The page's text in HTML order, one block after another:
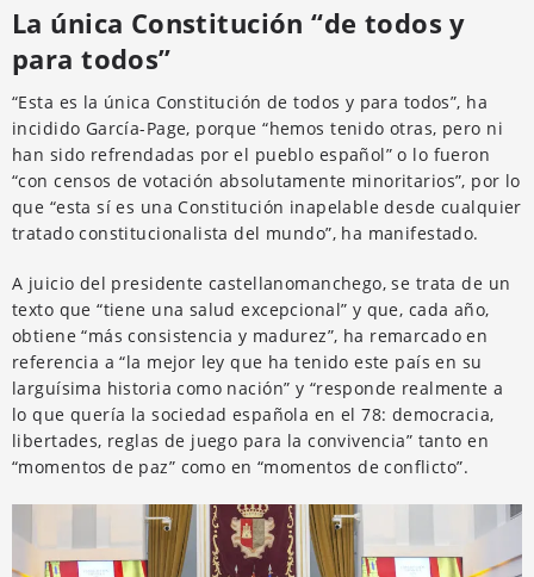
La única Constitución “de todos y
para todos”
“Esta es la única Constitución de todos y para todos”, ha
incidido García-Page, porque “hemos tenido otras, pero ni
han sido refrendadas por el pueblo español” o lo fueron
“con censos de votación absolutamente minoritarios”, por lo
que “esta sí es una Constitución inapelable desde cualquier
tratado constitucionalista del mundo”, ha manifestado.
A juicio del presidente castellanomanchego, se trata de un
texto que “tiene una salud excepcional” y que, cada año,
obtiene “más consistencia y madurez”, ha remarcado en
referencia a “la mejor ley que ha tenido este país en su
larguísima historia como nación” y “responde realmente a
lo que quería la sociedad española en el 78: democracia,
libertades, reglas de juego para la convivencia” tanto en
“momentos de paz” como en “momentos de conflicto”.